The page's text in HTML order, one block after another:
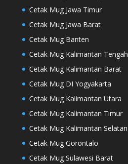
Cetak Mug Jawa Timur
Cetak Mug Jawa Barat
Cetak Mug Banten
Cetak Mug Kalimantan Tengah
Cetak Mug Kalimantan Barat
Cetak Mug DI Yogyakarta
Cetak Mug Kalimantan Utara
Cetak Mug Kalimantan Timur
Cetak Mug Kalimantan Selatan
Cetak Mug Gorontalo
Cetak Mug Sulawesi Barat